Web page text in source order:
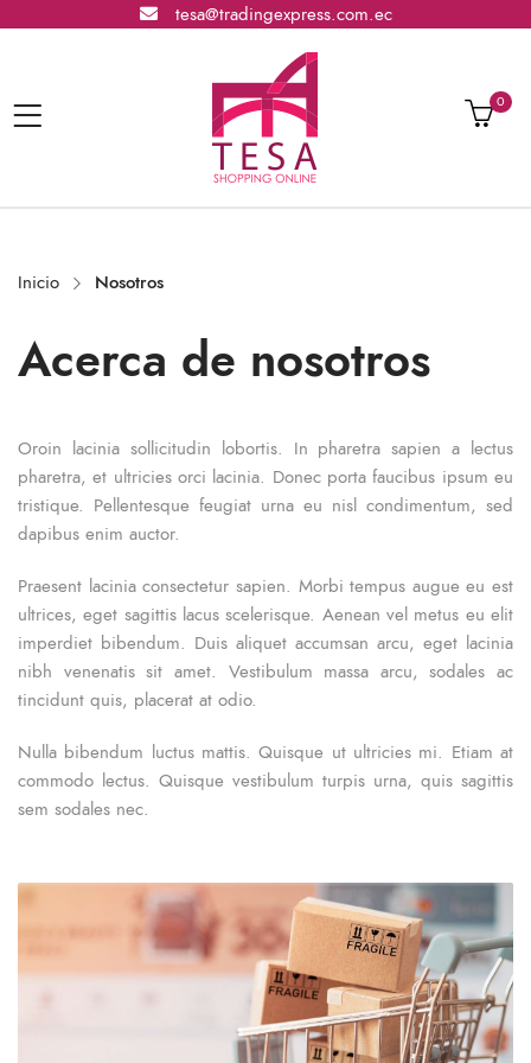
tesa@tradingexpress.com.ec
0
Inicio Nosotros
Acerca de nosotros
Oroin lacinia sollicitudin lobortis. In pharetra sapien a lectus
pharetra, et ultricies orci lacinia. Donec porta faucibus ipsum eu
tristique. Pellentesque feugiat urna eu nisl condimentum, sed
dapibus enim auctor.
Praesent lacinia consectetur sapien. Morbi tempus augue eu est
ultrices, eget sagittis lacus scelerisque. Aenean vel metus eu elit
imperdiet bibendum. Duis aliquet accumsan arcu, eget lacinia
nibh venenatis sit amet. Vestibulum massa arcu, sodales ac
tincidunt quis, placerat at odio.
Nulla bibendum luctus mattis. Quisque ut ultricies mi. Etiam at
commodo lectus. Quisque vestibulum turpis urna, quis sagittis
sem sodales nec.